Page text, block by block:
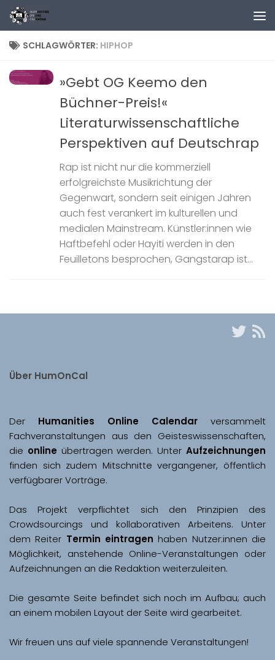
Zum Inhalt springen
SCHLAGWÖRTER: HIPHOP
»Gebt OG Keemo den
Büchner-Preis!«
Literaturwissenschaftliche
Perspektiven auf Deutschrap
Rap ist nicht nur die kommerziell
erfolgreichste Musikrichtung der
Gegenwart, sondern seit einigen Jahren
auch fest verankert im kulturellen und
medialen Mainstream. Künstler:innen wie
Haftbefehl oder Hayiti werden in den
Feuilletons besprochen, Gangstarap ist...
Über HumOnCal
Der Humanities Online Calendar versammelt
Fachveranstaltungen aus den Geisteswissenschaften,
die online übertragen werden. Unter Aufzeichnungen
finden sich zudem Mitschnitte vergangener, öffentlich
Das Projekt verpflichtet sich den Prinzipien des
Crowdsourcings und kollaborativen Arbeitens. Unter
dem Reiter Termin eintragen haben Nutzer:innen die
Möglichkeit, anstehende Online-Veranstaltungen oder
Aufzeichnungen an die Redaktion weiterzuleiten.
Die gesamte Seite befindet sich noch im Aufbau; auch
Wir freuen uns auf viele spannende Veranstaltungen!